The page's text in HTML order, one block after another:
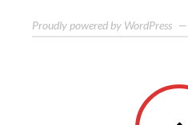
Proudly powered by WordPress —